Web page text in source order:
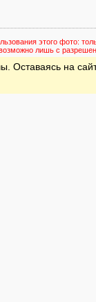
этого фото:
лишь с
Оставаясь на